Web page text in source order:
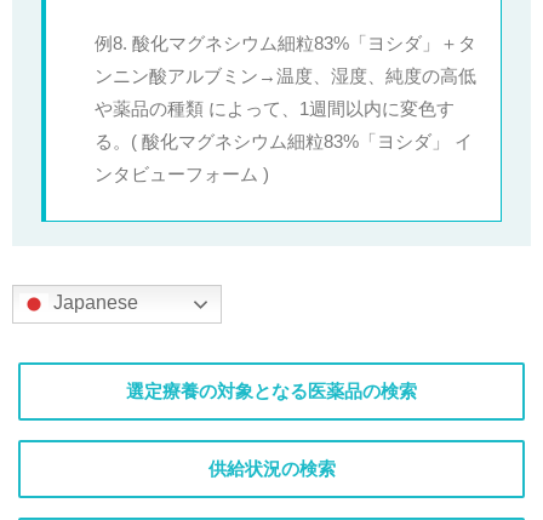
例8. 酸化マグネシウム細粒83%「ヨシダ」＋タ
ンニン酸アルブミン→温度、湿度、純度の高低
や薬品の種類 によって、1週間以内に変色す
る。( 酸化マグネシウム細粒83%「ヨシダ」 イ
ンタビューフォーム )
Japanese
選定療養の対象となる医薬品の検索
供給状況の検索